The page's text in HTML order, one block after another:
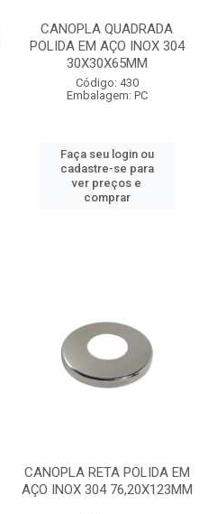
CANOPLA QUADRADA
POLIDA EM AÇO INOX 304
30X30X65MM
Código: 430
Embalagem: PC
Faça seu login ou
cadastre-se para
ver preços e
comprar
CANOPLA RETA POLIDA EM
AÇO INOX 304 76,20X123MM